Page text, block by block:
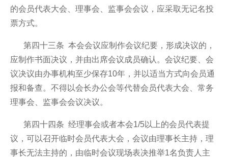
的会员代表大会、理事会、监事会会议，应采取无记名投
票方式。
第四十三条 本会会议应制作会议纪要，形成决议的，
应制作书面决议，并由出席会议成员确认。会议纪要、会
议决议由办事机构至少保存10年，并以适当方式向会员通
报和备查。不得以会长办公会等代替会员代表大会、常务
理事会、监事会会议决议。
第四十四条 经理事会或者本会1/5以上的会员代表提
议，可以召开临时会员代表大会，会议由理事长主持，理
事长无法主持的，由临时会议现场表决推举1名负责人主